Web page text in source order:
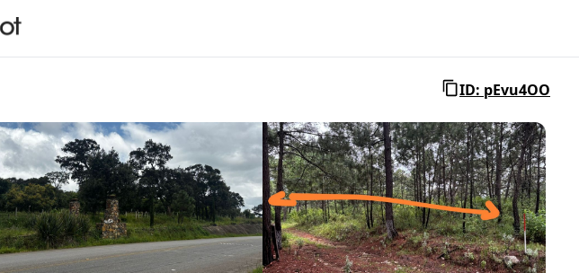
ID: pEvu4OO